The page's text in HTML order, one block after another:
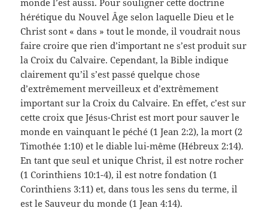
monde l’est aussi. Pour souligner cette doctrine
hérétique du Nouvel Âge selon laquelle Dieu et le
Christ sont « dans » tout le monde, il voudrait nous
faire croire que rien d’important ne s’est produit sur
la Croix du Calvaire. Cependant, la Bible indique
clairement qu’il s’est passé quelque chose
d’extrêmement merveilleux et d’extrêmement
important sur la Croix du Calvaire. En effet, c’est sur
cette croix que Jésus-Christ est mort pour sauver le
monde en vainquant le péché (1 Jean 2:2), la mort (2
Timothée 1:10) et le diable lui-même (Hébreux 2:14).
En tant que seul et unique Christ, il est notre rocher
(1 Corinthiens 10:1-4), il est notre fondation (1
Corinthiens 3:11) et, dans tous les sens du terme, il
est le Sauveur du monde (1 Jean 4:14).